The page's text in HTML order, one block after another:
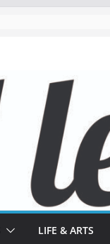
LIFE & ARTS